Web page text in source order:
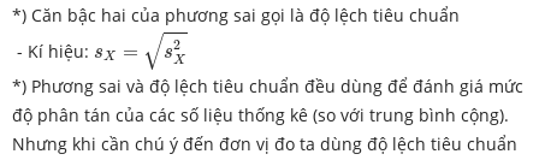
*) Căn bậc hai của phương sai gọi là độ lệch tiêu chuẩn
- Kí hiệu: sX = √s2
X
sX= sX2
*) Phương sai và độ lệch tiêu chuẩn đều dùng để đánh giá mức
độ phân tán của các số liệu thống kê (so với trung bình cộng).
Nhưng khi cần chú ý đến đơn vị đo ta dùng độ lệch tiêu chuẩn